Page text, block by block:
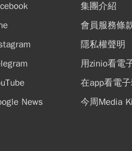
News
集團介紹
會員服務條
隱私權聲明
用zinio看電
在app看電
今周Media